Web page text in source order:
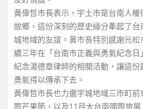
黃偉哲市長表示，宇土市是台南人
故鄉，這份深刻的歷史緣分牽起了台
城地域的友誼。黃市長特別感謝元松
續三年在「台南市正義與勇氣紀念
紀念湯德章律師的相關活動，讓這
勇氣得以傳承下去。
黃偉哲市長也力邀宇城地域三市町
際芒果節，以及11月大台南國際旅